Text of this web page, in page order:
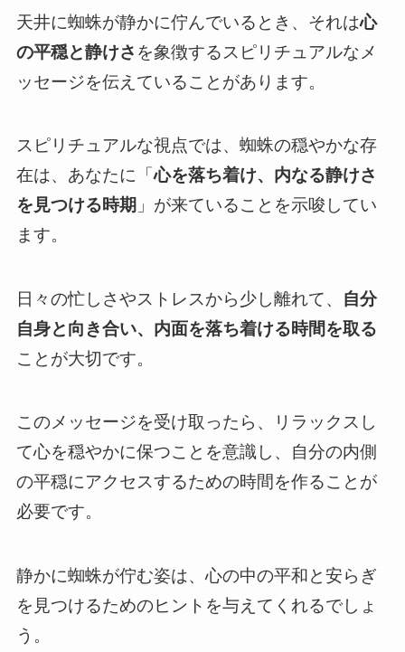
天井に蜘蛛が静かに佇んでいるとき、それは心
の平穏と静けさ を象徴するスピリチュアルなメ
ッセージを伝えていることがあります。
スピリチュアルな視点では、蜘蛛の穏やかな存
在は、あなたに「心を落ち着け、内なる静けさ
を見つける時期 」が来ていることを示唆してい
ます。
日々の忙しさやストレスから少し離れて、 自分
自身と向き合い、内面を落ち着ける時間を取る
ことが大切です。
このメッセージを受け取ったら、リラックスし
て心を穏やかに保つことを意識し、自分の内側
の平穏にアクセスするための時間を作ることが
必要です。
静かに蜘蛛が佇む姿は、心の中の平和と安らぎ
を見つけるためのヒントを与えてくれるでしょ
う。